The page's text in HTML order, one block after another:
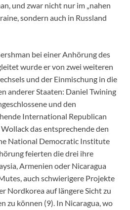
und zwar nicht nur im „nahen
sondern auch in Russland
bei einer Anhörung des
wurde er von zwei weiteren
und der Einmischung in die
anderer Staaten: Daniel Twining
und den
International Republican
das entsprechende den
National Democratic Institute
feierten die drei ihre
Armenien oder Nicaragua
auch schwierigere Projekte
Nordkorea auf längere Sicht zu
zu können (9). In Nicaragua, wo